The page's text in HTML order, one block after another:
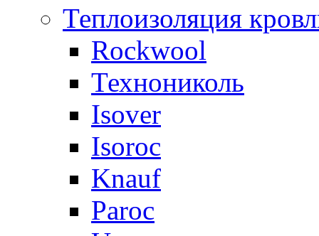
Теплоизоляция
Rockwool
Технониколь
Isover
Isoroc
Knauf
Paroc